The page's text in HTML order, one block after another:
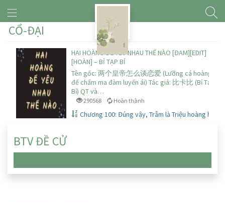
CỔ-ĐẠI
HAI HOÀNG ĐẾ YÊU NHAU THẾ NÀO [ĐAM][EDIT]
[HOÀN] – BỈ TẠP BỈ
Tên gốc: 两个皇帝怎么谈恋爱 (Lưỡng cá hoàng
đế chẩm ma đàm luyến ái) Tác giả: 比卡比 (Bỉ Tạp
Bỉ) QT và…
290568 Hoàn thành
Chương 100: Đúng vậy, Trẫm là Triệu hoàng hậu
BTV ĐỀ CỬ